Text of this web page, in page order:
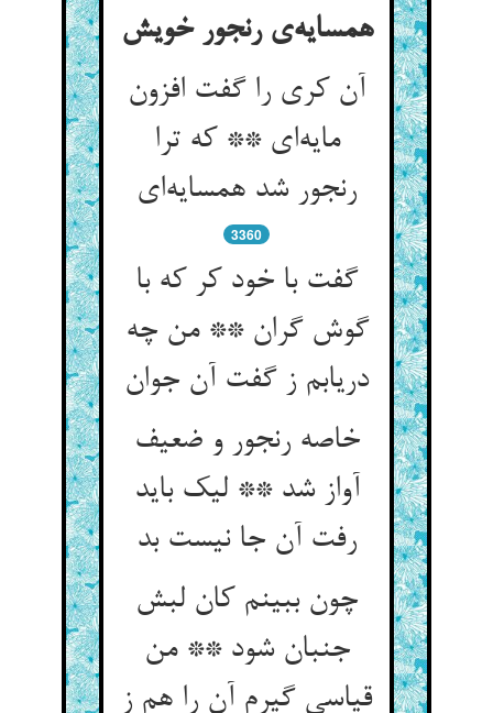
همسایه‌‌ی رنجور خویش‌‌
آن کری را گفت افزون
مایه‌‌ای ** که ترا
3360
گفت با خود کر که با
گوش گران ** من چه
خاصه رنجور و ضعیف
آواز شد ** لیک باید
رفت آن جا نیست بد
چون ببینم کان لبش
جنبان شود ** من
قیاسی گیرم آن را هم ز